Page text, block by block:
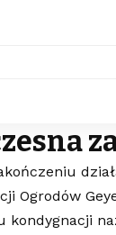
Ogrodów
kondygnacji